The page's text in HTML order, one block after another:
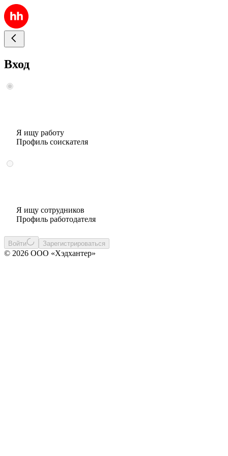
Вход
Я ищу работу
Профиль соискателя
Я ищу сотрудников
Профиль работодателя
Войти Зарегистрироваться
© 2026 ООО «Хэдхантер»